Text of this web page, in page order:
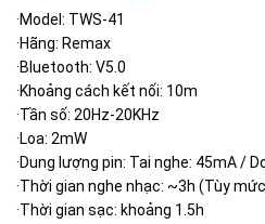
là:
278,000₫.
·Model: TWS-41
·Hãng: Remax
·Bluetooth: V5.0
·Khoảng cách kết nối: 10m
·Tần số: 20Hz-20KHz
·Loa: 2mW
·Dung lượng pin: Tai nghe: 45mA /
·Thời gian nghe nhạc: ~3h (Tùy
·Thời gian sạc: khoảng 1.5h